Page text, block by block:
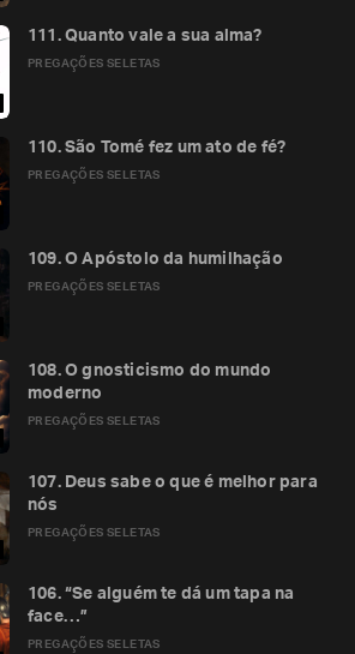
PREGAÇÕES SELETAS
111. Quanto vale a sua alma?
PREGAÇÕES SELETAS
110. São Tomé fez um ato de fé?
PREGAÇÕES SELETAS
109. O Apóstolo da humilhação
PREGAÇÕES SELETAS
108. O gnosticismo do mundo
moderno
PREGAÇÕES SELETAS
107. Deus sabe o que é melhor para
nós
PREGAÇÕES SELETAS
106. “Se alguém te dá um tapa na
face…”